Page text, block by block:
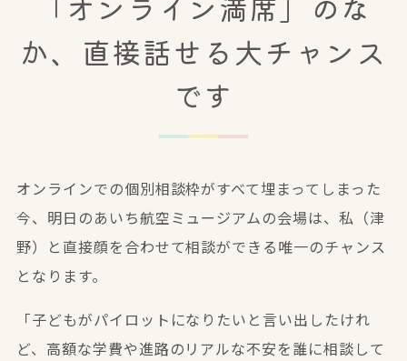
か、直接話せる大チャンス
です
オンラインでの個別相談枠がすべて埋まってしまった
今、 明日のあいち航空ミュージアムの会場は、私（津
野）と直接顔を合わせて相談ができる唯一のチャンス
となります。
「子どもがパイロットになりたいと言い出したけれ
ど、高額な学費や進路のリアルな不安を誰に相談して